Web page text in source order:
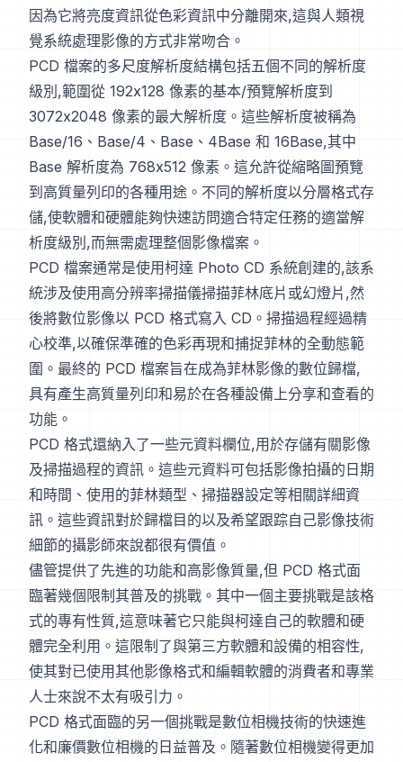
因為它將亮度資訊從色彩資訊中分離開來,這與人類視
覺系統處理影像的方式非常吻合。
PCD 檔案的多尺度解析度結構包括五個不同的解析度
級別,範圍從 192x128 像素的基本/預覽解析度到
3072x2048 像素的最大解析度。這些解析度被稱為
Base/16、Base/4、Base、4Base 和 16Base,其中
Base 解析度為 768x512 像素。這允許從縮略圖預覽
到高質量列印的各種用途。不同的解析度以分層格式存
儲,使軟體和硬體能夠快速訪問適合特定任務的適當解
析度級別,而無需處理整個影像檔案。
PCD 檔案通常是使用柯達 Photo CD 系統創建的,該系
統涉及使用高分辨率掃描儀掃描菲林底片或幻燈片,然
後將數位影像以 PCD 格式寫入 CD。掃描過程經過精
心校準,以確保準確的色彩再現和捕捉菲林的全動態範
圍。最終的 PCD 檔案旨在成為菲林影像的數位歸檔,
具有產生高質量列印和易於在各種設備上分享和查看的
功能。
PCD 格式還納入了一些元資料欄位,用於存儲有關影像
及掃描過程的資訊。這些元資料可包括影像拍攝的日期
和時間、使用的菲林類型、掃描器設定等相關詳細資
訊。這些資訊對於歸檔目的以及希望跟踪自己影像技術
細節的攝影師來說都很有價值。
儘管提供了先進的功能和高影像質量,但 PCD 格式面
臨著幾個限制其普及的挑戰。其中一個主要挑戰是該格
式的專有性質,這意味著它只能與柯達自己的軟體和硬
體完全利用。這限制了與第三方軟體和設備的相容性,
使其對已使用其他影像格式和編輯軟體的消費者和專業
人士來說不太有吸引力。
PCD 格式面臨的另一個挑戰是數位相機技術的快速進
化和廉價數位相機的日益普及。隨著數位相機變得更加